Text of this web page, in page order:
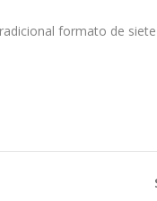
formato de